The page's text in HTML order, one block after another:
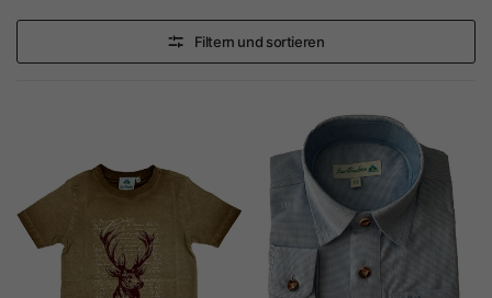
Filtern und sortieren